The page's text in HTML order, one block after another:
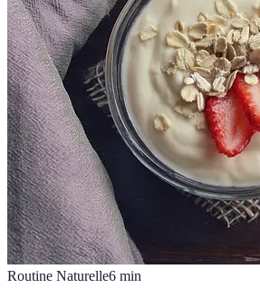
Routine Naturelle6 min